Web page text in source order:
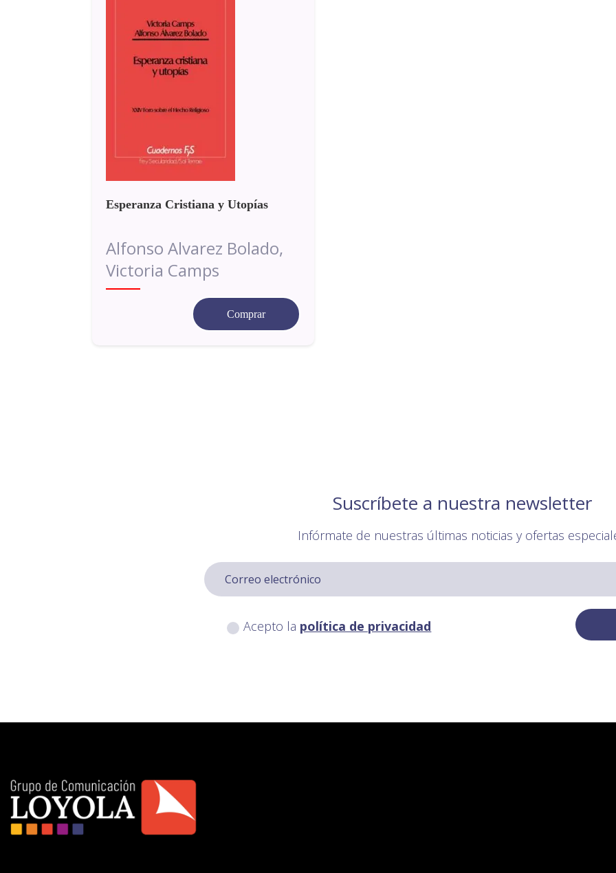
Esperanza Cristiana y Utopías
Alfonso Alvarez Bolado,
Victoria Camps
Comprar
Suscríbete a nuestra newsletter
Infórmate de nuestras últimas noticias y ofertas
Acepto la política de privacidad